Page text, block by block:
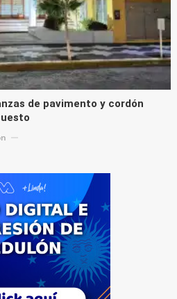
de pavimento y cordón